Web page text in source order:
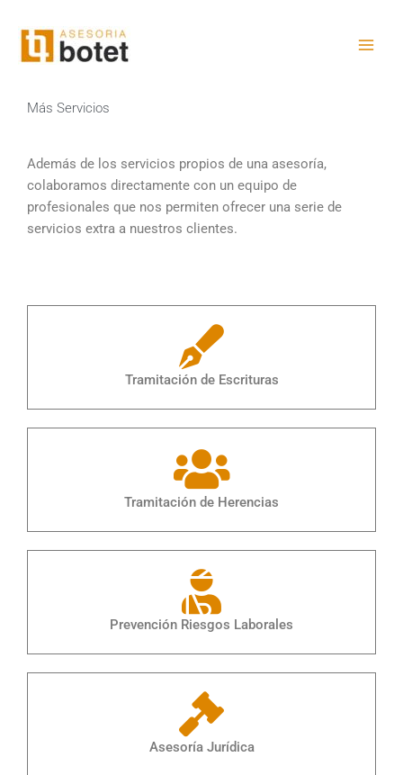
contenido
Más Servicios
Además de los servicios propios de una asesoría,
colaboramos directamente con un equipo de
profesionales que nos permiten ofrecer una serie de
servicios extra a nuestros clientes.
Tramitación de Escrituras
Tramitación de Herencias
Prevención Riesgos Laborales
Asesoría Jurídica